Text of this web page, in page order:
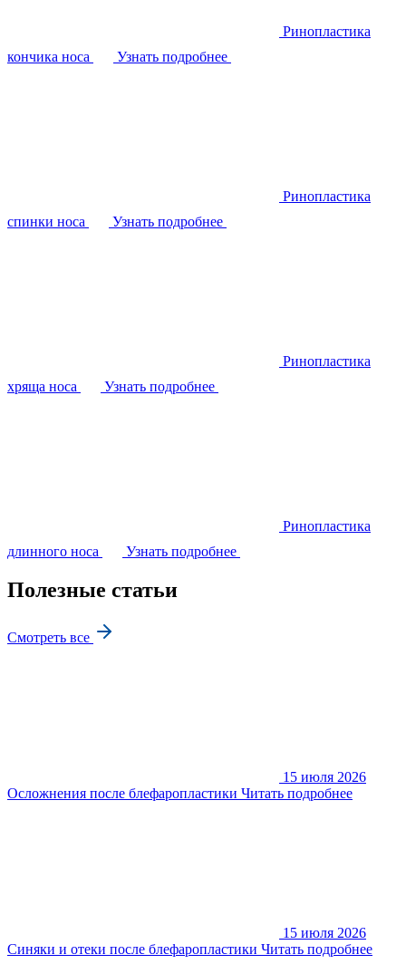
Ринопластика
кончика носа
Узнать подробнее
Ринопластика
спинки носа
Узнать подробнее
Ринопластика
хряща носа
Узнать подробнее
Ринопластика
длинного носа
Узнать подробнее
Полезные статьи
Смотреть все
15 июля 2026
Осложнения после блефаропластики Читать подробнее
15 июля 2026
Синяки и отеки после блефаропластики Читать подробнее